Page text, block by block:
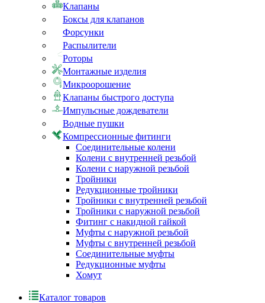
Клапаны
Боксы для клапанов
Форсунки
Распылители
Роторы
Монтажные изделия
Микроорошение
Клапаны быстрого доступа
Импульсные дождеватели
Водные пушки
Компрессионные фитинги
Соединительные колени
Колени с внутренней резьбой
Колени с наружной резьбой
Тройники
Редукционные тройники
Тройники с внутренней резьбой
Тройники с наружной резьбой
Фитинг с накидной гайкой
Муфты с наружной резьбой
Муфты с внутренней резьбой
Соединительные муфты
Редукционные муфты
Хомут
Каталог товаров